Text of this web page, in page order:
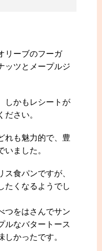
リーブのフーガ
ッツとメープルジ
しかもレシートが
さい。
れも魅力的で、豊
ました。
食パンですが、
たくなるようでし
つをはさんでサン
ルなバタートース
しかったです。